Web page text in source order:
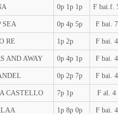
0p 1p 1p F bai.f.
SEA 0p 4p 5p F bai. 7
RE 1p 2p F bai. 4
AND AWAY 0p 4p 1p F bai. 4
0p 2p 7p F bai. 4
CASTELLO 7p 1p F al. 4
1p 8p 0p F bai. 4